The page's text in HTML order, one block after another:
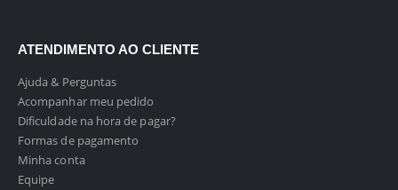
ATENDIMENTO AO CLIENTE
Ajuda & Perguntas
Acompanhar meu pedido
Dificuldade na hora de pagar?
Formas de pagamento
Minha conta
Equipe